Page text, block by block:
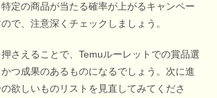
定の商品が当たる確率が上がるキャンペー
で、注意深くチェックしましょう。
さえることで、Temuルーレットでの賞品選
つ成果のあるものになるでしょう。次に進
欲しいものリストを見直してみてくださ